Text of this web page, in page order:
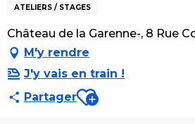
ATELIERS / STAGES
Château de la Garenne-, 8 Rue
M'y rendre
J'y vais en train !
PartagerAjouter aux favoris